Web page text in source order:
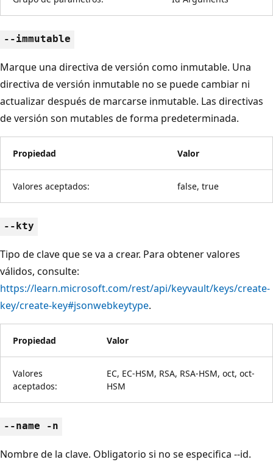
--immutable
Marque una directiva de versión como inmutable. Una
directiva de versión inmutable no se puede cambiar ni
actualizar después de marcarse inmutable. Las directivas
de versión son mutables de forma predeterminada.
Propiedad Valor
Valores aceptados: false, true
--kty
Tipo de clave que se va a crear. Para obtener valores
válidos, consulte:
https://learn.microsoft.com/rest/api/keyvault/keys/create-
key/create-key#jsonwebkeytype.
Propiedad Valor
Valores
aceptados:
EC, EC-HSM, RSA, RSA-HSM, oct, oct-
HSM
--name -n
Nombre de la clave. Obligatorio si no se especifica --id.